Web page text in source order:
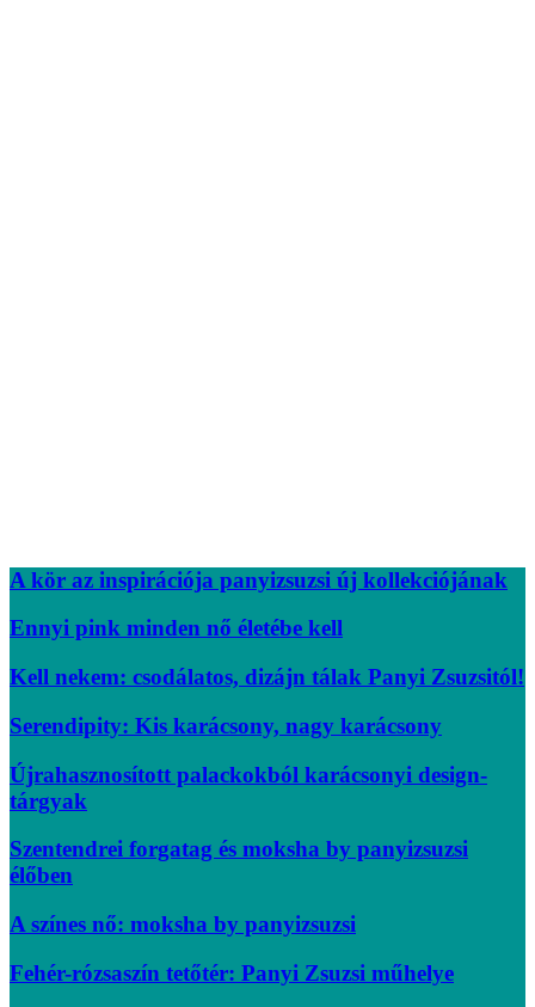
A kör az inspirációja panyizsuzsi új kollekciójának
Ennyi pink minden nő életébe kell
Kell nekem: csodálatos, dizájn tálak Panyi Zsuzsitól!
Serendipity: Kis karácsony, nagy karácsony
Újrahasznosított palackokból karácsonyi design-
tárgyak
Szentendrei forgatag és moksha by panyizsuzsi
élőben
A színes nő: moksha by panyizsuzsi
Fehér-rózsaszín tetőtér: Panyi Zsuzsi műhelye